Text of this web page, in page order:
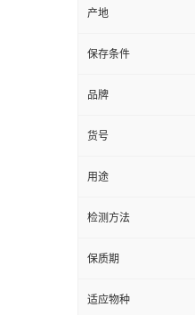
产地
保存条件
品牌
货号
用途
检测方法
保质期
适应物种